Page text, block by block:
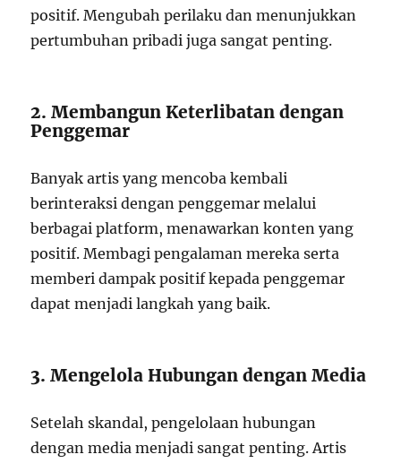
positif. Mengubah perilaku dan menunjukkan
pertumbuhan pribadi juga sangat penting.
2. Membangun Keterlibatan dengan
Penggemar
Banyak artis yang mencoba kembali
berinteraksi dengan penggemar melalui
berbagai platform, menawarkan konten yang
positif. Membagi pengalaman mereka serta
memberi dampak positif kepada penggemar
dapat menjadi langkah yang baik.
3. Mengelola Hubungan dengan Media
Setelah skandal, pengelolaan hubungan
dengan media menjadi sangat penting. Artis